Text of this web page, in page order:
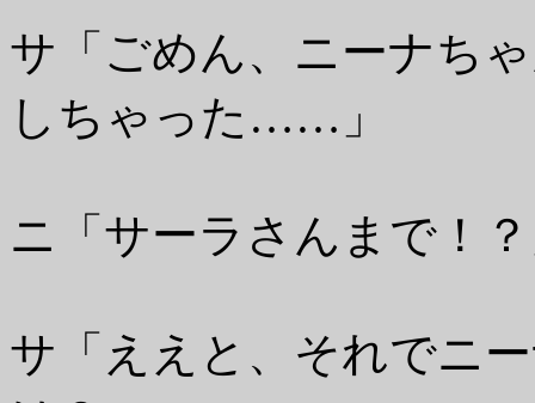
サ「ごめん、ニーナち
しちゃった……」
ニ「サーラさんまで！
サ「ええと、それでニ